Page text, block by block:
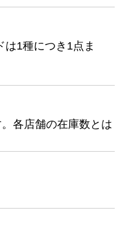
1種につき1点ま
各店舗の在庫数とは